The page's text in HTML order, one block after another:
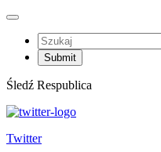
Śledź Respublica
Twitter